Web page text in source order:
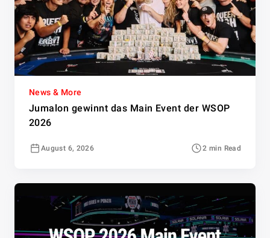
News & More
Jumalon gewinnt das Main Event der WSOP
2026
August 6, 2026 2 min Read